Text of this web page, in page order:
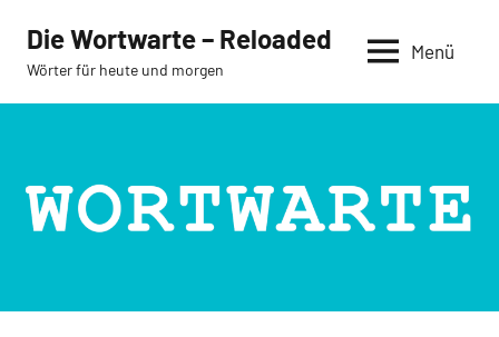
Inhalt
springen
Die Wortwarte – Reloaded
Wörter für heute und morgen
Menü